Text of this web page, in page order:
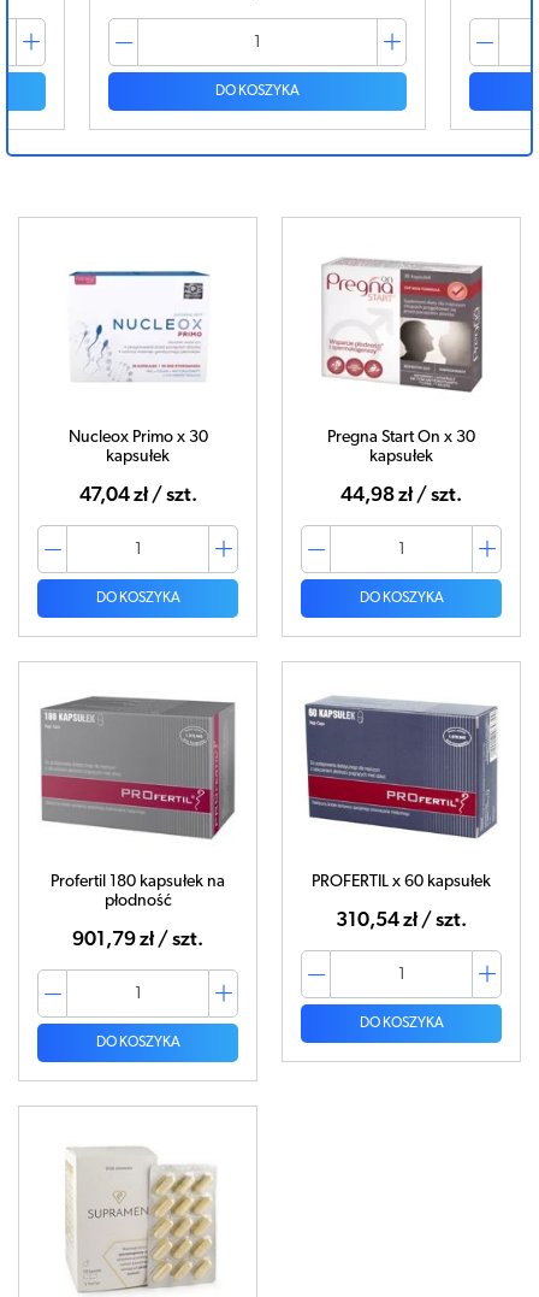
DO KOSZYKA
Nucleox Primo x 30
kapsułek
47,04 zł / szt.
DO KOSZYKA
Pregna Start On x 30
kapsułek
44,98 zł / szt.
DO KOSZYKA
Profertil 180 kapsułek na
płodność
901,79 zł / szt.
DO KOSZYKA
PROFERTIL x 60 kapsułek
310,54 zł / szt.
DO KOSZYKA